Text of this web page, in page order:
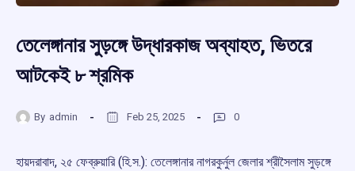
তেলেঙ্গানার সুড়ঙ্গে উদ্ধারকাজ অব্যাহত, ভিতরে
আটকেই ৮ শ্রমিক
By admin Feb 25, 2025 0
হায়দরাবাদ, ২৫ ফেব্রুয়ারি (হি.স.): তেলেঙ্গানার নাগরকুর্নুল জেলার শ্রীসৈলাম সুড়ঙ্গে